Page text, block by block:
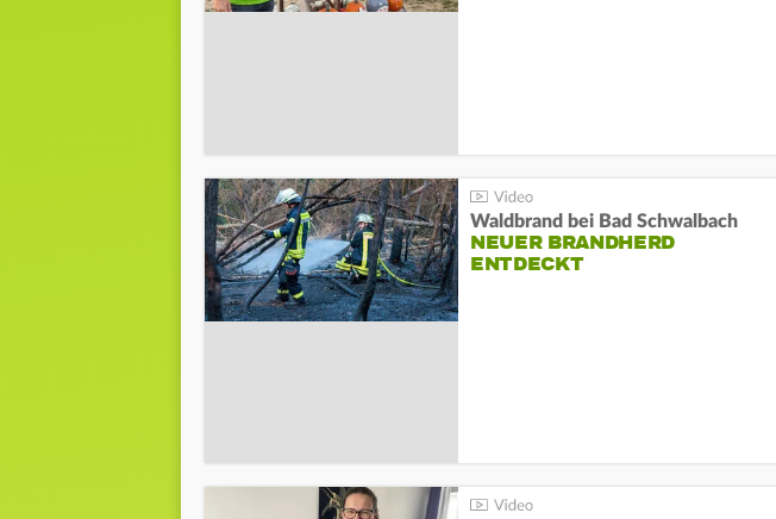
Waldbrand bei Bad Schwalbach
NEUER BRANDHERD
ENTDECKT